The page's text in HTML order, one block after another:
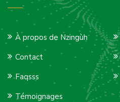
À propos de Nzingùh
Contact
Faqsss
Témoignages